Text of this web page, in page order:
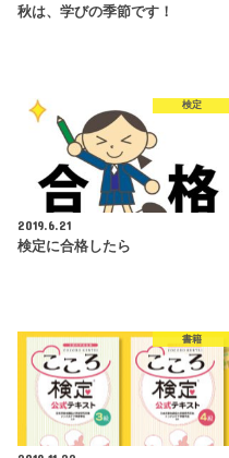
秋は、学びの季節です！
検定
2019.6.21
検定に合格したら
書籍